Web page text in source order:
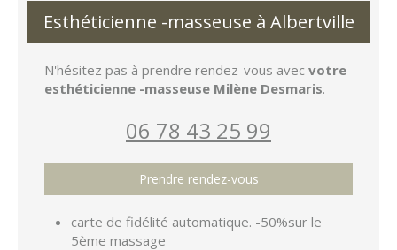
Esthéticienne -masseuse à Albertville
N'hésitez pas à prendre rendez-vous avec votre
esthéticienne -masseuse Milène Desmaris.
06 78 43 25 99
Prendre rendez-vous
carte de fidélité automatique. -50%sur le
5ème massage